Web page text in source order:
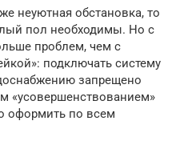
неуютная обстановка, то
пол необходимы. Но с
проблем, чем с
подключать систему
запрещено
«усовершенствованием»
оформить по всем